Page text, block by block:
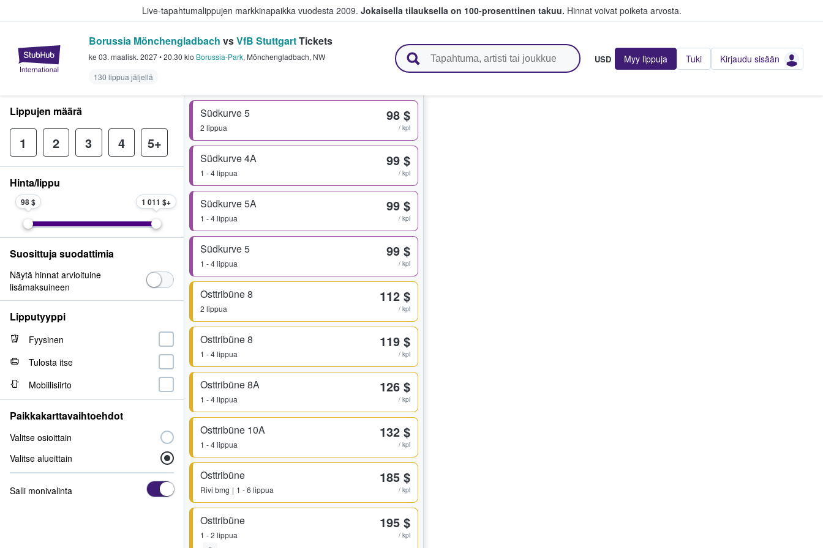
Live-tapahtumalippujen markkinapaikka vuodesta 2009. Jokaisella tilauksella on 100-prosenttinen takuu. Hinnat voivat poiketa arvosta.
StubHub - missä fanit ostavat ja myyvät lippuja
Borussia Mönchengladbach vsVfB StuttgartTickets
ke 03. maalisk. 2027•20.30 klo Borussia-Park, Mönchengladbach, NW
130 lippua jäljellä
USD Myy lippuja Tuki Kirjaudu sisään
Südkurve 5
2 lippua
98 $
/ kpl
Südkurve 4A
1 - 4 lippua
99 $
/ kpl
Südkurve 5A
1 - 4 lippua
99 $
/ kpl
Südkurve 5
1 - 4 lippua
99 $
/ kpl
Osttribüne 8
2 lippua
112 $
/ kpl
Osttribüne 8
1 - 4 lippua
119 $
/ kpl
Osttribüne 8A
1 - 4 lippua
126 $
/ kpl
Osttribüne 10A
1 - 4 lippua
132 $
/ kpl
Osttribüne
Rivi bmg 1 - 6 lippua
185 $
/ kpl
Osttribüne
1 - 2 lippua
195 $
/ kpl
Lippujen määrä
1 2 3 4 5+
Hinta/lippu
98 $ 1 011 $
Suosittuja suodattimia
Näytä hinnat arvioituine
lisämaksuineen
Lipputyyppi
Fyysinen
Tulosta itse
Mobiilisiirto
Paikkakarttavaihtoehdot
Valitse osioittain
Valitse alueittain
Salli monivalinta